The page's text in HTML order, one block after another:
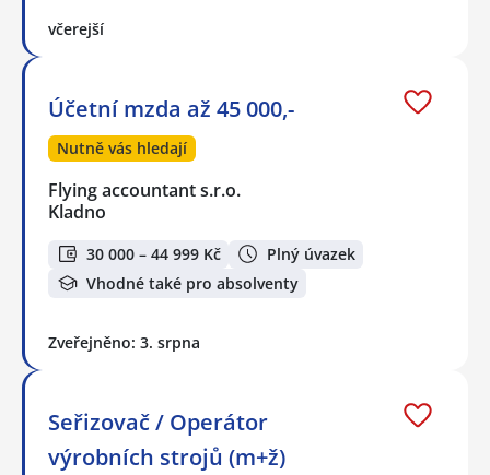
včerejší
Účetní mzda až 45 000,-
Nutně vás hledají
Flying accountant s.r.o.
Kladno
30 000 – 44 999 Kč
Plný úvazek
Vhodné také pro absolventy
Zveřejněno: 3. srpna
Seřizovač / Operátor
výrobních strojů (m+ž)